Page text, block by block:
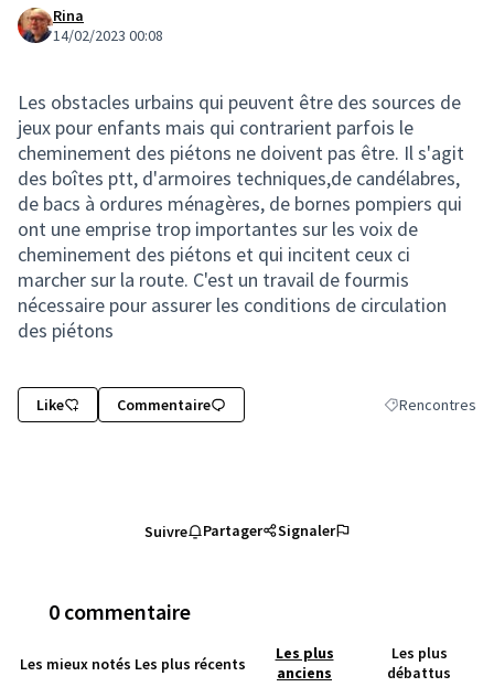
Rina
14/02/2023 00:08
Les obstacles urbains qui peuvent être des sources de
jeux pour enfants mais qui contrarient parfois le
cheminement des piétons ne doivent pas être. Il s'agit
des boîtes ptt, d'armoires techniques,de candélabres,
de bacs à ordures ménagères, de bornes pompiers qui
ont une emprise trop importantes sur les voix de
cheminement des piétons et qui incitent ceux ci
marcher sur la route. C'est un travail de fourmis
nécessaire pour assurer les conditions de circulation
des piétons
Like Commentaire Filtrer les
Rencontres
Suivre Partager Signaler
0 commentaire
Les mieux notés Les plus récents
Les plus
anciens
Les plus
débattus